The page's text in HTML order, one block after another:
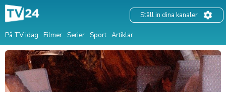
På TV idag Filmer Serier Sport Artiklar
Ställ in dina kanaler